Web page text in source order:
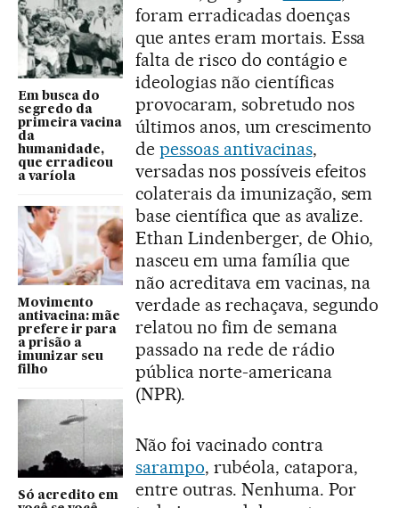
Em busca do
segredo da
primeira vacina
da
humanidade,
que erradicou
a varíola
Movimento
antivacina: mãe
prefere ir para
a prisão a
imunizar seu
filho
Só acredito em
foram erradicadas doenças
que antes eram mortais. Essa
falta de risco do contágio e
ideologias não científicas
provocaram, sobretudo nos
últimos anos, um crescimento
de pessoas antivacinas,
versadas nos possíveis efeitos
colaterais da imunização, sem
base científica que as avalize.
Ethan Lindenberger, de Ohio,
nasceu em uma família que
não acreditava em vacinas, na
verdade as rechaçava, segundo
relatou no fim de semana
passado na rede de rádio
pública norte-americana
(NPR).
Não foi vacinado contra
sarampo, rubéola, catapora,
entre outras. Nenhuma. Por